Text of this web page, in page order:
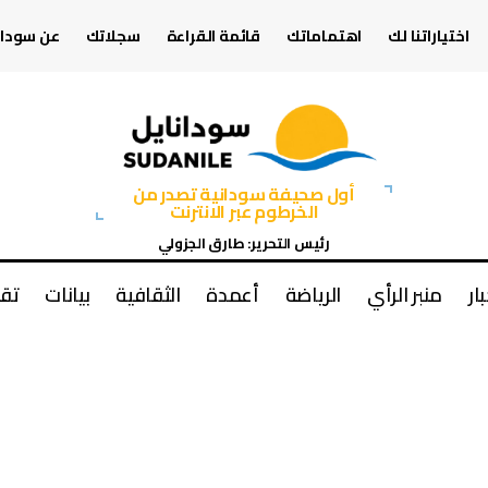
اختياراتنا لك اهتماماتك قائمة القراءة سجلاتك عن
أول صحيفة سودانية تصدر من
الخرطوم عبر الانترنت
رئيس التحرير: طارق الجزولي
منبر الرأي الرياضة أعمدة الثقافية بيانات